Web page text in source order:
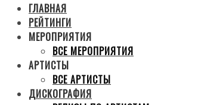
ГЛАВНАЯ
РЕЙТИНГИ
МЕРОПРИЯТИЯ
ВСЕ МЕРОПРИЯТИЯ
АРТИСТЫ
ВСЕ АРТИСТЫ
ДИСКОГРАФИЯ